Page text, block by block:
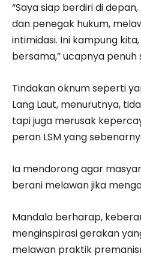
“Saya siap berdiri di
dan penegak hukum,
intimidasi. Ini kampung
bersama,” ucapnya penuh
Tindakan oknum seperti
Lang Laut, menurutnya,
tapi juga merusak
peran LSM yang
Ia mendorong agar
berani melawan jika
Mandala berharap,
menginspirasi gerakan
melawan praktik